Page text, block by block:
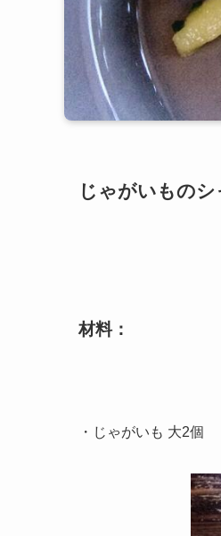
じゃがいもの
材料：
・じゃがいも 大2個